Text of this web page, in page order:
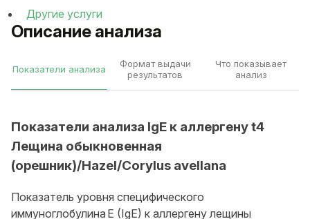
Описание анализа
Показатели анализа
Формат выдачи
результатов
Что показывает
анализ
Показатели анализа IgE к аллергену t4
Лещина обыкновенная
(орешник)/Hazel/Corylus avellana
Показатель уровня специфического
иммуноглобулина E (IgE) к аллергену лещины
Другие услуги